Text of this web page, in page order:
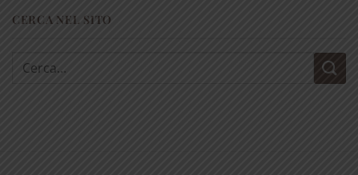
CERCA NEL SITO
Cerca: